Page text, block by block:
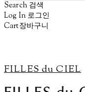
Search 검색
Log In 로그인
Cart장바구니
FILLES du CIEL